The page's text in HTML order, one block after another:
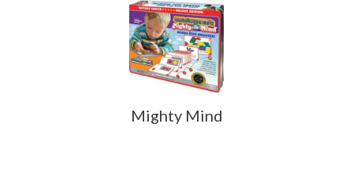
Mighty Mind